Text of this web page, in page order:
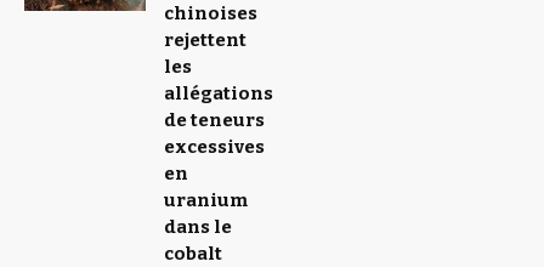
chinoises
rejettent
les
allégations
de teneurs
excessives
en
uranium
dans le
cobalt